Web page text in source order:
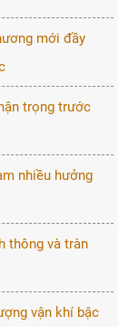
mới đầy
trọng trước
nhiều hưởng
thông và tràn
vận khí bậc